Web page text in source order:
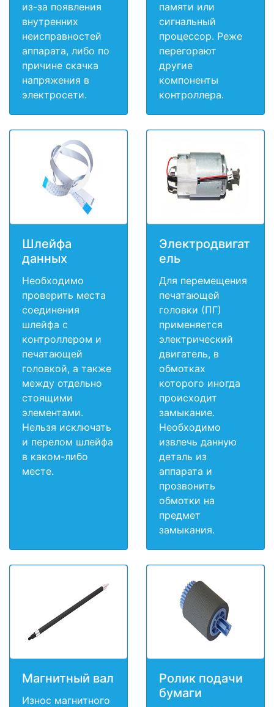
из-за появления
внутренних
неисправностей
аппарата, либо по
причине скачка
напряжения в
электросети.
памяти или
сигнальный
процессор. Реже
перегорают
другие
компоненты
контроллера.
Шлейфа
данных
Необходимо
проверить места
соединения
шлейфа с
контроллером и
печатающей
головкой, а также
между отдельно
стоящими
элементами.
Нельзя исключать
и перелом шлейфа
в каком-либо
месте.
Электродвигат
ель
Для перемещения
печатающей
головки (ПГ)
применяется
электрический
двигатель, в
обмотках
которого иногда
происходит
замыкание.
Необходимо
извлечь данную
деталь из
аппарата и
прозвонить
обмотки на
предмет
замыкания.
Магнитный вал
Износ магнитного
Ролик подачи
бумаги